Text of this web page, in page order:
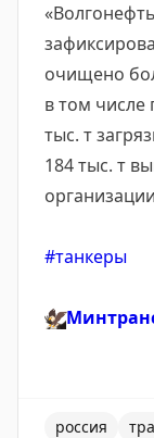
очищено
в том числе
тыс. т
184 тыс. т
#танкеры
🦅
россия